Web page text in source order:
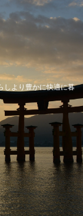
しより豊かに快適に暮